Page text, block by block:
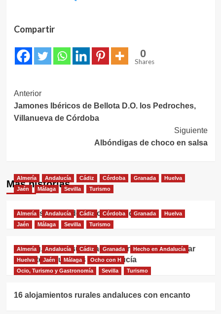
Compartir
0
Shares
Navegación
de
Anterior
Jamones Ibéricos de Bellota D.O. los Pedroches,
Villanueva de Córdoba
Siguiente
Albóndigas de choco en salsa
Más historias
Almería Andalucía Cádiz Córdoba Granada
Huelva
Jaén
Málaga Sevilla Turismo
16 rutas de senderismo por Andalucía
Almería Andalucía Cádiz Córdoba Granada
Huelva
Jaén
Málaga Sevilla Turismo
Rafting, kayak, surf, paddle surf, dónde practicar
deportes acuáticos en Andalucía
Almería Andalucía Cádiz Granada
Hecho en Andalucía
Huelva
Jaén Málaga
Ocho con H
Ocio, Turismo y Gastronomía
Sevilla Turismo
16 alojamientos rurales andaluces con encanto